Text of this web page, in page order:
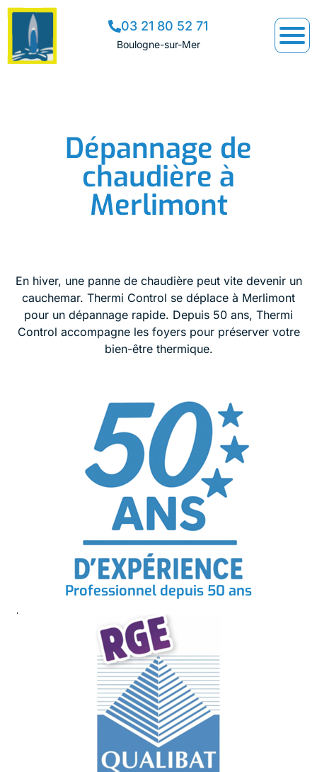
03 21 80 52 71
Boulogne-sur-Mer
Dépannage de
chaudière à
Merlimont
En hiver, une panne de chaudière peut vite devenir un
cauchemar. Thermi Control se déplace à Merlimont
pour un dépannage rapide. Depuis 50 ans, Thermi
Control accompagne les foyers pour préserver votre
bien-être thermique.
Professionnel depuis 50 ans